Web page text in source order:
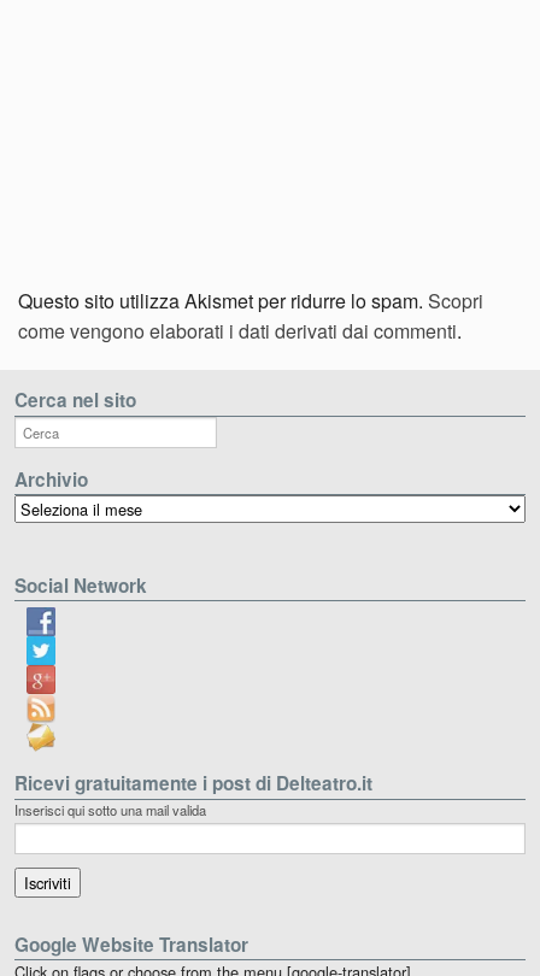
Questo sito utilizza Akismet per ridurre lo spam. Scopri
come vengono elaborati i dati derivati dai commenti.
Cerca nel sito
Archivio
Archivio
Social Network
Ricevi gratuitamente i post di Delteatro.it
Inserisci qui sotto una mail valida
Google Website Translator